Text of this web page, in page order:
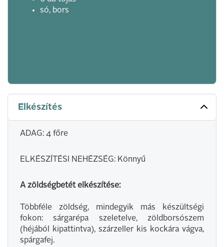
só, bors
Elkészítés
ADAG: 4 főre
ELKÉSZÍTÉSI NEHÉZSÉG: Könnyű
A zöldségbetét elkészítése:
Többféle zöldség, mindegyik más készültségi
fokon: sárgarépa szeletelve, zöldborsószem
(héjából kipattintva), szárzeller kis kockára vágva,
spárgafej.